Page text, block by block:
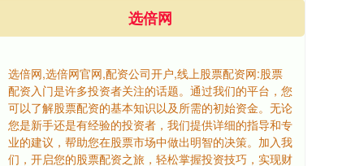
选倍网
选倍网,选倍网官网,配资公司开户,线上股票配资网:股票
配资入门是许多投资者关注的话题。通过我们的平台，您
可以了解股票配资的基本知识以及所需的初始资金。无论
您是新手还是有经验的投资者，我们提供详细的指导和专
业的建议，帮助您在股票市场中做出明智的决策。加入我
们，开启您的股票配资之旅，轻松掌握投资技巧，实现财